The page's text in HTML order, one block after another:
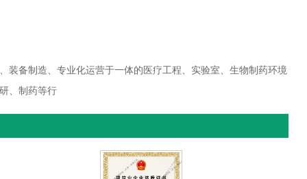
装备制造、专业化运营于一体的医疗工程、实验室、生物制药环境
、制药等行